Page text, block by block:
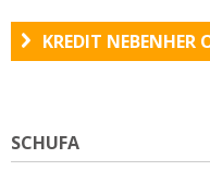
KREDIT NEBENHER
SCHUFA